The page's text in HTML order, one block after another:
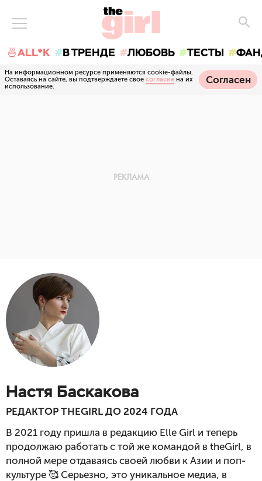
🍜ALL*K В ТРЕНДЕ ЛЮБОВЬ ТЕСТЫ
На информационном ресурсе применяются cookie-файлы.
Оставаясь на сайте, вы подтверждаете свое согласие на их
использование.
Согласен
Настя Баскакова
РЕДАКТОР THEGIRL ДО 2024 ГОДА
В 2021 году пришла в редакцию Elle Girl и теперь
продолжаю работать с той же командой в theGirl, в
полной мере отдаваясь своей любви к Азии и поп-
культуре 🥰 Серьезно, это уникальное медиа, в